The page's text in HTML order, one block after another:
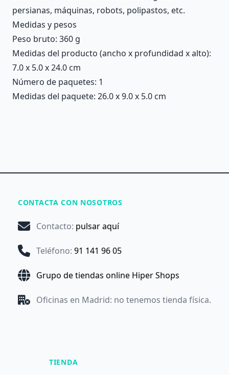
persianas, máquinas, robots, polipastos, etc.
Medidas y pesos
Peso bruto: 360 g
Medidas del producto (ancho x profundidad x alto):
7.0 x 5.0 x 24.0 cm
Número de paquetes: 1
Medidas del paquete: 26.0 x 9.0 x 5.0 cm
CONTACTA CON NOSOTROS
Contacto: pulsar aquí
Teléfono: 91 141 96 05
Grupo de tiendas online Hiper Shops
Oficinas en Madrid: no tenemos tienda física.
TIENDA